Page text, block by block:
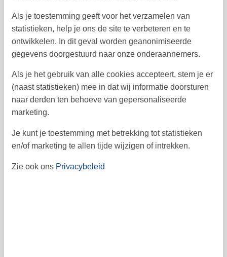
31 1
3
33 10 11 12 13 14 15 16
34 17 18 19 20 21 22 23
35 24 25 26 27 28 29
36
september 2026
ma di wo do vr za
36 1 2
Als je toestemming geeft voor het verzamelen van
statistieken, help je ons de site te verbeteren en te
ontwikkelen. In dit geval worden geanonimiseerde
gegevens doorgestuurd naar onze onderaannemers.
Als je het gebruik van alle cookies accepteert, stem je er
(naast statistieken) mee in dat wij informatie doorsturen
naar derden ten behoeve van gepersonaliseerde
marketing.
Je kunt je toestemming met betrekking tot statistieken
en/of marketing te allen tijde wijzigen of intrekken.
Zie ook ons Privacybeleid